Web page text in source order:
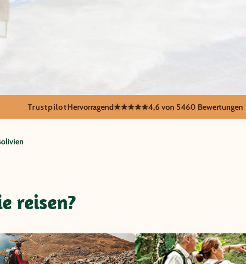
unglaublichen Uyuni Salzwüste.
TrustpilotHervorragend★★★★★4,6 von 5460 Bewertungen
reisen?